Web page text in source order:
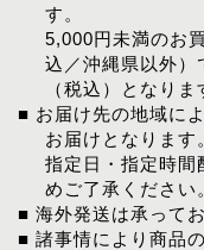
す。
5,000円未満のお
込／沖縄県以外）
（税込）となりま
■ お届け先の地域に
お届けとなります。
指定日・指定時間
めご了承ください。
■ 海外発送は承って
■ 諸事情により商品